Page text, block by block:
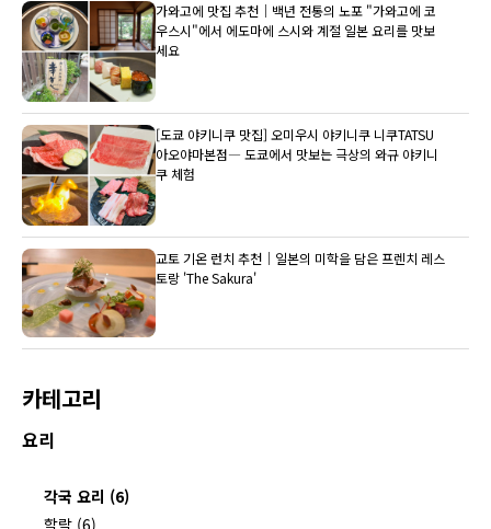
가와고에 맛집 추천｜백년 전통의 노포 "가와고에 코
우스시"에서 에도마에 스시와 계절 일본 요리를 맛보
세요
[도쿄 야키니쿠 맛집] 오미우시 야키니쿠 니쿠TATSU
아오야마본점― 도쿄에서 맛보는 극상의 와규 야키니
쿠 체험
교토 기온 런치 추천｜일본의 미학을 담은 프렌치 레스
토랑 'The Sakura'
카테고리
요리
각국 요리 (6)